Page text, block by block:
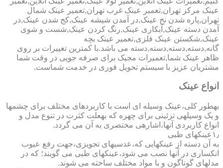
عینک مرکز تهران,تعمیر عینک غرب تهران,تعمیر عینک شمال
تهران,پاره شدن نخ عینک,در آمدن شیشه عینک,کج شدن عینک,در
آمدن دسته عینک,آبکاری عینک,رنگ کردن عینک,شست و شوی
عینک,شکستن عینک فلزی,تعمیر عینک بچه
گانه,دسته,دسته,دسته,دسته می باشد.با کمترین تغییرات بر روی
ظاهر عینک شما,تعمیرات مجیک برای صرفه جویی در وقت شما
مشتریان عزیز با سیستم تحویل فوری در خدمت شماست.
انواع عینک
به­طور کلی،عینک وسیله ای است با کاربردهای مختلف برای چشمها
و یک وسیله­ی تزئینی برای چهره که به­علت کثرت در تنوع مدل و
انواع کاربردی آنها،اشاره­ی مختصری به آن می گردد.
۱٫عینکهای طبی
به آن دسته از عینکهایی که،عدسیهای تجویزی،جهت رفع عیوب
انکساری در آنها نصب می شود،عینکهای طبی می گویند؛ که در
مدلهای گوناگون و با مواد مختلف ساخته می شوند.